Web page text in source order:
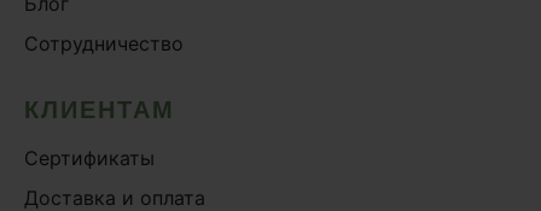
Орех чёрный
Острое зрение
Сотрудничество
КЛИЕНТАМ
Сертификаты
Доставка и оплата